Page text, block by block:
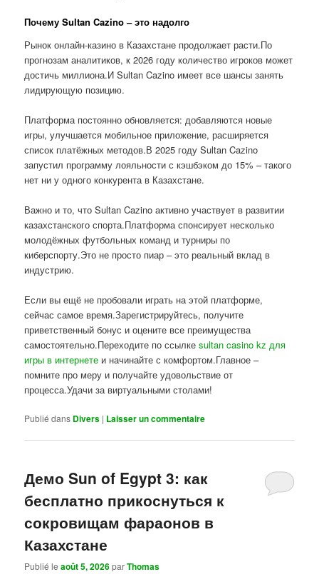
Почему Sultan Cazino – это надолго
Рынок онлайн-казино в Казахстане продолжает расти.По
прогнозам аналитиков, к 2026 году количество игроков может
достичь миллиона.И Sultan Cazino имеет все шансы занять
лидирующую позицию.
Платформа постоянно обновляется: добавляются новые
игры, улучшается мобильное приложение, расширяется
список платёжных методов.В 2025 году Sultan Cazino
запустил программу лояльности с кэшбэком до 15% – такого
нет ни у одного конкурента в Казахстане.
Важно и то, что Sultan Cazino активно участвует в развитии
казахстанского спорта.Платформа спонсирует несколько
молодёжных футбольных команд и турниры по
киберспорту.Это не просто пиар – это реальный вклад в
индустрию.
Если вы ещё не пробовали играть на этой платформе,
сейчас самое время.Зарегистрируйтесь, получите
приветственный бонус и оцените все преимущества
самостоятельно.Переходите по ссылкеsultan casino kz для
игры в интернете и начинайте с комфортом.Главное –
помните про меру и получайте удовольствие от
процесса.Удачи за виртуальными столами!
Publié dans Divers | Laisser un commentaire
Демо Sun of Egypt 3: как
бесплатно прикоснуться к
сокровищам фараонов в
Казахстане
Publié leaoût 5, 2026parThomas